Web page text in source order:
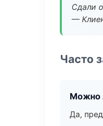
Сдали
—
Часто
Можно
Да,